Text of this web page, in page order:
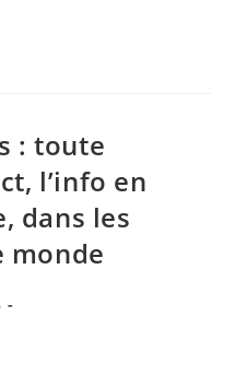
: toute
l’info en
dans les
monde